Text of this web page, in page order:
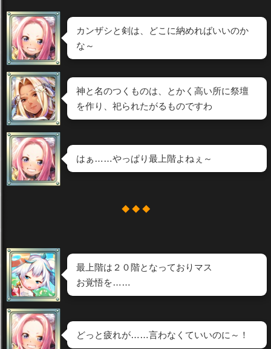
カンザシと剣は、どこに納めればいいのか
な～
神と名のつくものは、とかく高い所に祭壇
を作り、祀られたがるものですわ
はぁ……やっぱり最上階よねぇ～
◆ ◆ ◆
最上階は２０階となっておりマス
お覚悟を……
どっと疲れが……言わなくていいのに～！